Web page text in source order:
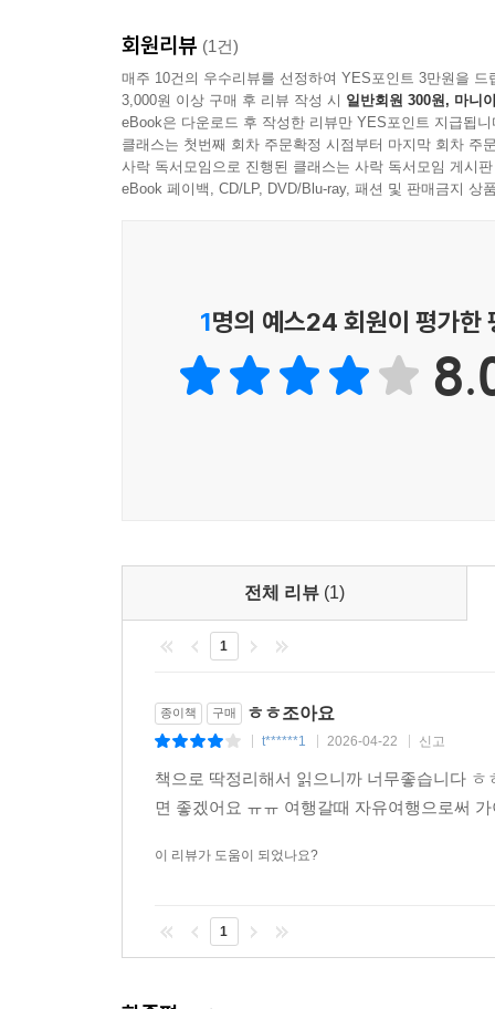
[3] QR로 확인하는 최신정보
매일매일 변하는 세상, 여행도 예외는 아니죠.
유명 맛집이 갑자기 문을 닫거나 음식값이 인상되
박물관 등 명소가 휴관일 수도 있고 입장료가 오를
어디를 갈까, 뭘 먹을까 고민하지 마세요.
휴대용 맵북으로 그 지역 전체 위치를 파악한 다
이제 홍콩 마카오 여행은 가벼운 맵북 Map Book과
우선, 오늘 갈 곳의 상세한 책 정보는 내 폰에 사진
호텔을 나설 때는 무거운 책은 놔두고 가벼운 맵북
맵북의 QR 코드를 찍으면 필요한 여행 정보가 줄
회원리뷰 (1건)
매주 10건의 우수리뷰를 선정하여 YES포인트 3만원을 드
3,000원 이상 구매 후 리뷰 작성 시 일반회원 300원, 마니
eBook은 다운로드 후 작성한 리뷰만 YES포인트 지급됩니
클래스는 첫번째 회차 주문확정 시점부터 마지막 회차 주
사락 독서모임으로 진행된 클래스는 사락 독서모임 게시
eBook 페이백, CD/LP, DVD/Blu-ray, 패션 및 판매금지 상
1명의 예스24 회원이 평가한
전체 리뷰 (1)
1
종이책 구매 ㅎㅎ조아요
t******1 2026-04-22 신고
책으로 딱정리해서 읽으니까 너무좋습니다
면 좋겠어요 ㅠㅠ 여행갈때 자유여행으로써
이 리뷰가 도움이 되었나요?
1